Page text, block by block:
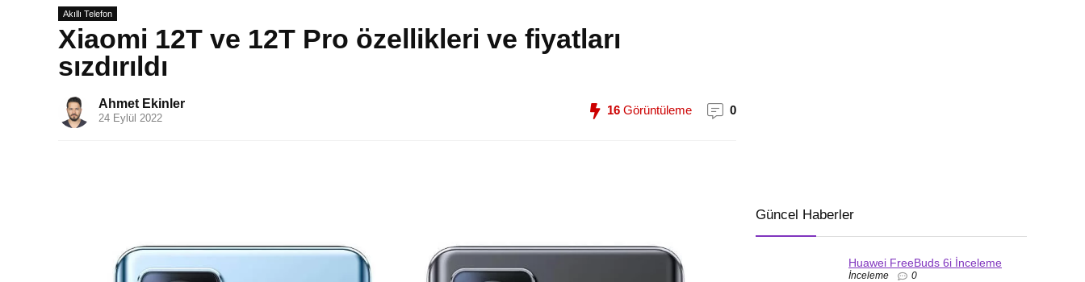
Akıllı Telefon
Xiaomi 12T ve 12T Pro özellikleri ve fiyatları
sızdırıldı
Ahmet Ekinler
24 Eylül 2022
16 Görüntüleme 0
Güncel Haberler
Huawei FreeBuds 6i İnceleme
İnceleme 0